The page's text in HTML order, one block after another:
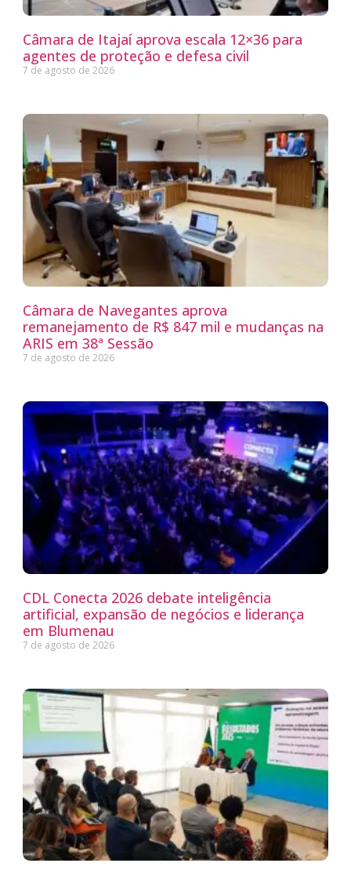
Câmara de Itajaí aprova escala 12×36 para
agentes de proteção e defesa civil
7 de agosto de 2026
Câmara de Navegantes aprova
remanejamento de R$ 847 mil e mudanças na
ARIS em 38ª Sessão
7 de agosto de 2026
CDL Conecta 2026 debate inteligência
artificial, expansão de negócios e liderança
em Blumenau
7 de agosto de 2026